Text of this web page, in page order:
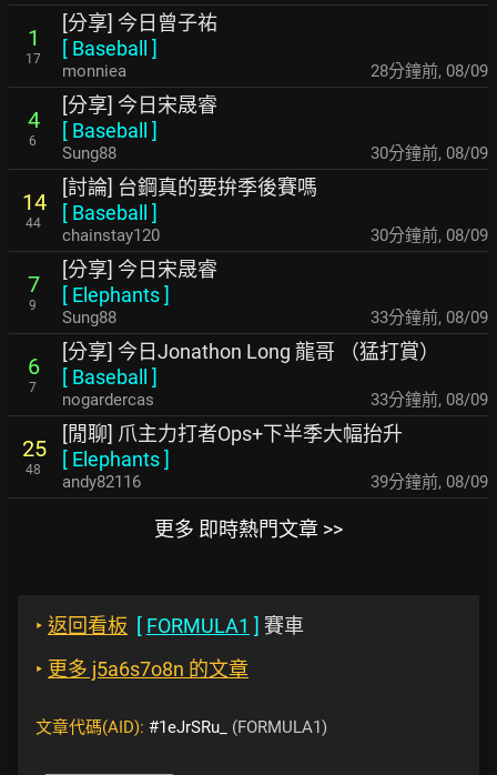
1
17
[分享] 今日曾子祐
[ Baseball ]
monniea 28分鐘前, 08/09
4
6
[分享] 今日宋晟睿
[ Baseball ]
Sung88 30分鐘前, 08/09
14
44
[討論] 台鋼真的要拚季後賽嗎
[ Baseball ]
chainstay120 30分鐘前, 08/09
7
9
[分享] 今日宋晟睿
[ Elephants]
Sung88 33分鐘前, 08/09
6
7
[分享] 今日Jonathon Long 龍哥 （猛打賞）
[ Baseball ]
nogardercas 33分鐘前, 08/09
25
48
[閒聊] 爪主力打者Ops+下半季大幅抬升
[ Elephants]
andy82116 39分鐘前, 08/09
更多 即時熱門文章 >>
‣ 返回看板 [ FORMULA1 ] 賽車
‣ 更多 j5a6s7o8n 的文章
文章代碼(AID): #1eJrSRu_ (FORMULA1)